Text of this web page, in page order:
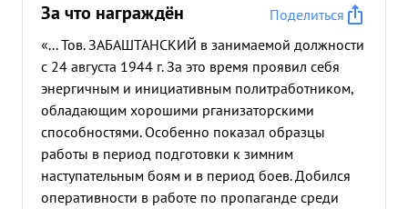
За что награждён
Поделиться
«... Тов. ЗАБАШТАНСКИЙ в занимаемой должности
с 24 августа 1944 г. За это время проявил себя
энергичным и инициативным политработником,
обладающим хорошими рганизаторскими
способностями. Особенно показал образцы
работы в период подготовки к зимним
наступательным боям и в период боев. Добился
оперативности в работе по пропаганде среди